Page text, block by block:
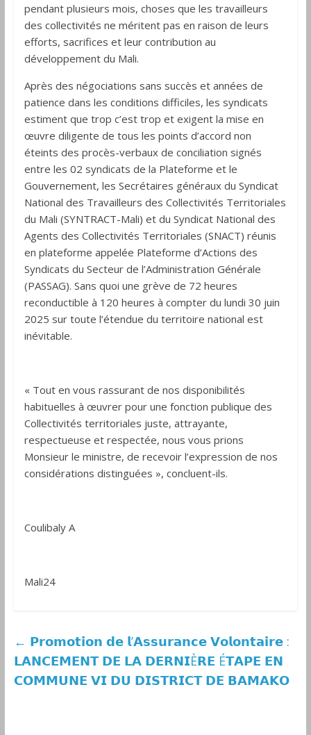
pendant plusieurs mois, choses que les travailleurs
des collectivités ne méritent pas en raison de leurs
efforts, sacrifices et leur contribution au
développement du Mali.
Après des négociations sans succès et années de
patience dans les conditions difficiles, les syndicats
estiment que trop c’est trop et exigent la mise en
œuvre diligente de tous les points d’accord non
éteints des procès-verbaux de conciliation signés
entre les 02 syndicats de la Plateforme et le
Gouvernement, les Secrétaires généraux du Syndicat
National des Travailleurs des Collectivités Territoriales
du Mali (SYNTRACT-Mali) et du Syndicat National des
Agents des Collectivités Territoriales (SNACT) réunis
en plateforme appelée Plateforme d’Actions des
Syndicats du Secteur de l’Administration Générale
(PASSAG). Sans quoi une grève de 72 heures
reconductible à 120 heures à compter du lundi 30 juin
2025 sur toute l’étendue du territoire national est
inévitable.
« Tout en vous rassurant de nos disponibilités
habituelles à œuvrer pour une fonction publique des
Collectivités territoriales juste, attrayante,
respectueuse et respectée, nous vous prions
Monsieur le ministre, de recevoir l’expression de nos
considérations distinguées », concluent-ils.
Coulibaly A
Mali24
← 𝗣𝗿𝗼𝗺𝗼𝘁𝗶𝗼𝗻 𝗱𝗲 𝗹’𝗔𝘀𝘀𝘂𝗿𝗮𝗻𝗰𝗲 𝗩𝗼𝗹𝗼𝗻𝘁𝗮𝗶𝗿𝗲 :
𝗟𝗔𝗡𝗖𝗘𝗠𝗘𝗡𝗧 𝗗𝗘 𝗟𝗔 𝗗𝗘𝗥𝗡𝗜È𝗥𝗘 É𝗧𝗔𝗣𝗘 𝗘𝗡
𝗖𝗢𝗠𝗠𝗨𝗡𝗘 𝗩𝗜 𝗗𝗨 𝗗𝗜𝗦𝗧𝗥𝗜𝗖𝗧 𝗗𝗘 𝗕𝗔𝗠𝗔𝗞𝗢